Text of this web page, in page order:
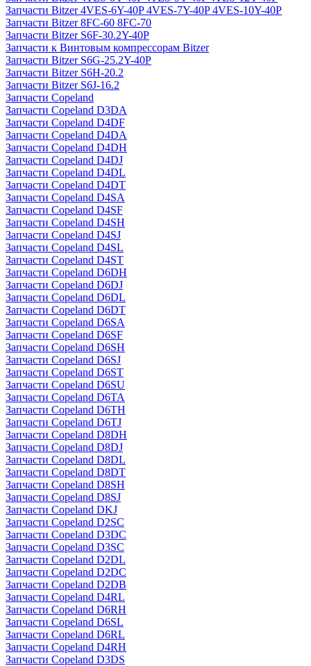
Запчасти Bitzer 4VES-6Y-40P 4VES-7Y-40P 4VES-10Y-40P
Запчасти Bitzer 8FC-60 8FC-70
Запчасти Bitzer S6F-30.2Y-40P
Запчасти к Винтовым компрессорам Bitzer
Запчасти Bitzer S6G-25.2Y-40P
Запчасти Bitzer S6H-20.2
Запчасти Bitzer S6J-16.2
Запчасти Copeland
Запчасти Copeland D3DA
Запчасти Copeland D4DF
Запчасти Copeland D4DA
Запчасти Copeland D4DH
Запчасти Copeland D4DJ
Запчасти Copeland D4DL
Запчасти Copeland D4DT
Запчасти Copeland D4SA
Запчасти Copeland D4SF
Запчасти Copeland D4SH
Запчасти Copeland D4SJ
Запчасти Copeland D4SL
Запчасти Copeland D4ST
Запчасти Copeland D6DH
Запчасти Copeland D6DJ
Запчасти Copeland D6DL
Запчасти Copeland D6DT
Запчасти Copeland D6SA
Запчасти Copeland D6SF
Запчасти Copeland D6SH
Запчасти Copeland D6SJ
Запчасти Copeland D6ST
Запчасти Copeland D6SU
Запчасти Copeland D6TA
Запчасти Copeland D6TH
Запчасти Copeland D6TJ
Запчасти Copeland D8DH
Запчасти Copeland D8DJ
Запчасти Copeland D8DL
Запчасти Copeland D8DT
Запчасти Copeland D8SH
Запчасти Copeland D8SJ
Запчасти Copeland DKJ
Запчасти Copeland D2SC
Запчасти Copeland D3DC
Запчасти Copeland D3SC
Запчасти Copeland D2DL
Запчасти Copeland D2DC
Запчасти Copeland D2DB
Запчасти Copeland D4RL
Запчасти Copeland D6RH
Запчасти Copeland D6SL
Запчасти Copeland D6RL
Запчасти Copeland D4RH
Запчасти Copeland D3DS